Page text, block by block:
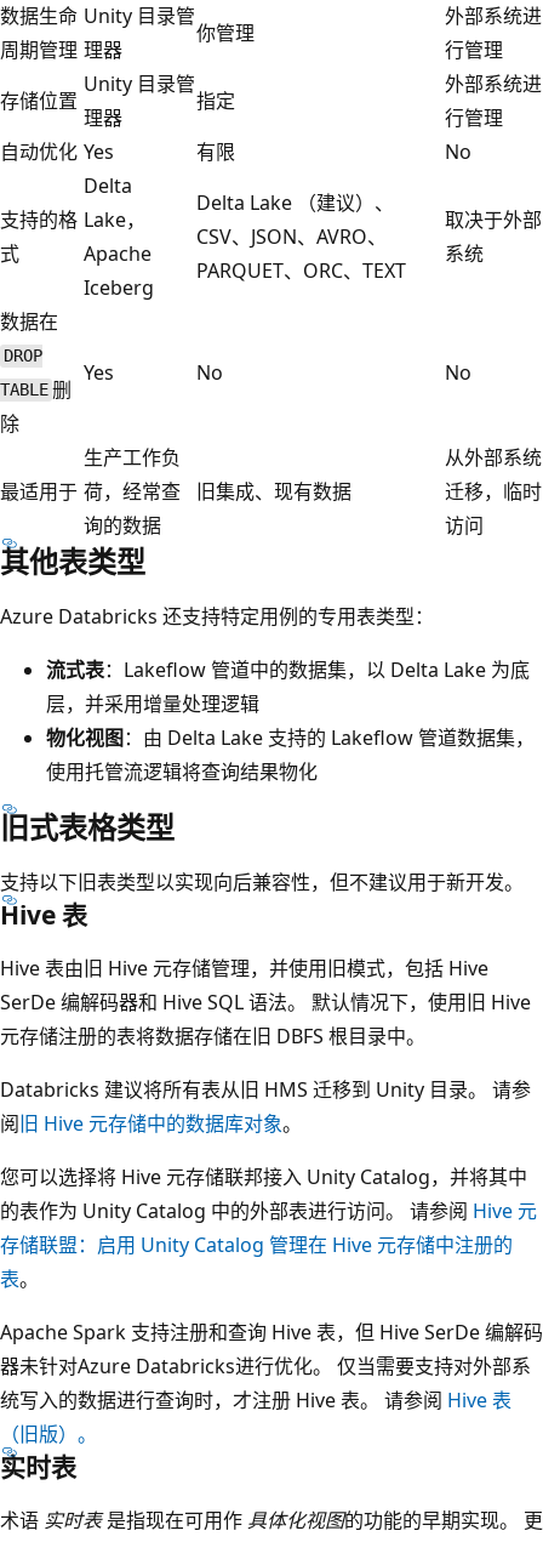
数据生命
周期管理
Unity 目录管
理器
你管理
外部系统进
行管理
存储位置
Unity 目录管
理器
指定
外部系统进
行管理
自动优化 Yes 有限 No
支持的格
式
Delta
Lake，
Apache
Iceberg
Delta Lake （建议）、
CSV、JSON、AVRO、
PARQUET、ORC、TEXT
取决于外部
系统
数据在
DROP
TABLE删
除
Yes No No
最适用于
生产工作负
荷，经常查
询的数据
旧集成、现有数据
从外部系统
迁移，临时
访问
其他表类型
Azure Databricks 还支持特定用例的专用表类型：
流式表：Lakeflow 管道中的数据集，以 Delta Lake 为底
层，并采用增量处理逻辑
物化视图：由 Delta Lake 支持的 Lakeflow 管道数据集，
使用托管流逻辑将查询结果物化
旧式表格类型
支持以下旧表类型以实现向后兼容性，但不建议用于新开发。
Hive 表
Hive 表由旧 Hive 元存储管理，并使用旧模式，包括 Hive
SerDe 编解码器和 Hive SQL 语法。 默认情况下，使用旧 Hive
元存储注册的表将数据存储在旧 DBFS 根目录中。
Databricks 建议将所有表从旧 HMS 迁移到 Unity 目录。 请参
阅旧 Hive 元存储中的数据库对象。
您可以选择将 Hive 元存储联邦接入 Unity Catalog，并将其中
的表作为 Unity Catalog 中的外部表进行访问。 请参阅 Hive 元
存储联盟：启用 Unity Catalog 管理在 Hive 元存储中注册的
表。
Apache Spark 支持注册和查询 Hive 表，但 Hive SerDe 编解码
器未针对Azure Databricks进行优化。 仅当需要支持对外部系
统写入的数据进行查询时，才注册 Hive 表。 请参阅 Hive 表
（旧版）。
实时表
术语 实时表是指现在可用作 具体化视图的功能的早期实现。 更